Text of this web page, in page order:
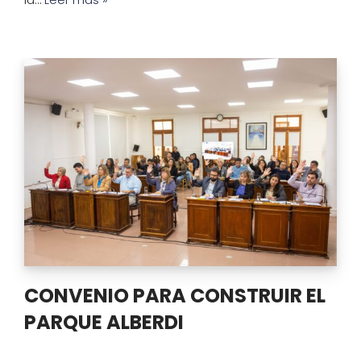
CONVENIO PARA CONSTRUIR EL
PARQUE ALBERDI